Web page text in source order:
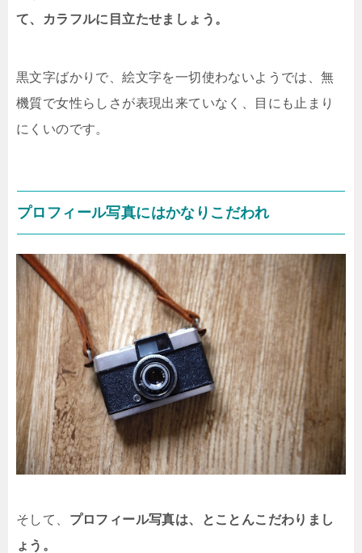
て、カラフルに目立たせましょう。
黒文字ばかりで、絵文字を一切使わないようでは、無
機質で女性らしさが表現出来ていなく、目にも止まり
にくいのです。
プロフィール写真にはかなりこだわれ
そして、 プロフィール写真は、とことんこだわりまし
ょう。